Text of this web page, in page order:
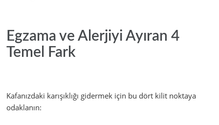
Egzama ve Alerjiyi Ayıran 4
Temel Fark
Kafanızdaki karışıklığı gidermek için bu dört kilit noktaya
odaklanın: